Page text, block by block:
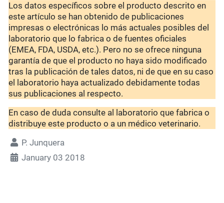
Los datos específicos sobre el producto descrito en
este artículo se han obtenido de publicaciones
impresas o electrónicas lo más actuales posibles del
laboratorio que lo fabrica o de fuentes oficiales
(EMEA, FDA, USDA, etc.). Pero no se ofrece ninguna
garantía de que el producto no haya sido modificado
tras la publicación de tales datos, ni de que en su caso
el laboratorio haya actualizado debidamente todas
sus publicaciones al respecto.
En caso de duda consulte al laboratorio que fabrica o
distribuye este producto o a un médico veterinario.
P. Junquera
January 03 2018